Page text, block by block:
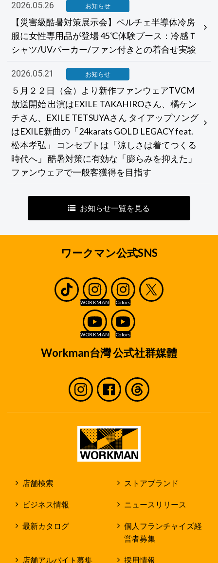
2026.05.26 お知らせ
【災害級酷暑対策展示会】ペルチェ半導体冷房
服に女性専用品が登場 45℃体験ブース：冷感Ｔ
シャツ/UVパーカー/ファン付きとの着合せ実験
2026.05.21 お知らせ
５月２２日（金）より新作ファンウェアTVCM
放送開始 出演はEXILE TAKAHIROさん、橘ケン
チさん、EXILE TETSUYAさん タイアップソング
はEXILE新曲の「24karats GOLD LEGACY feat.
松本孝弘」 コンセプトは「涼しさは着てつくる
時代へ」 酷暑対策に有効な「膨らみを抑えた」
ファンウェアで一般客獲得を目指す
お知らせ一覧を見る
ワークマン公式SNS
Workman台灣 公式社群媒體
店舗検索 ストアブランド
ビジネス情報 ニュースリリース
最新カタログ
個人フランチャイズ経
営者募集
店舗アルバイト募集 採用情報